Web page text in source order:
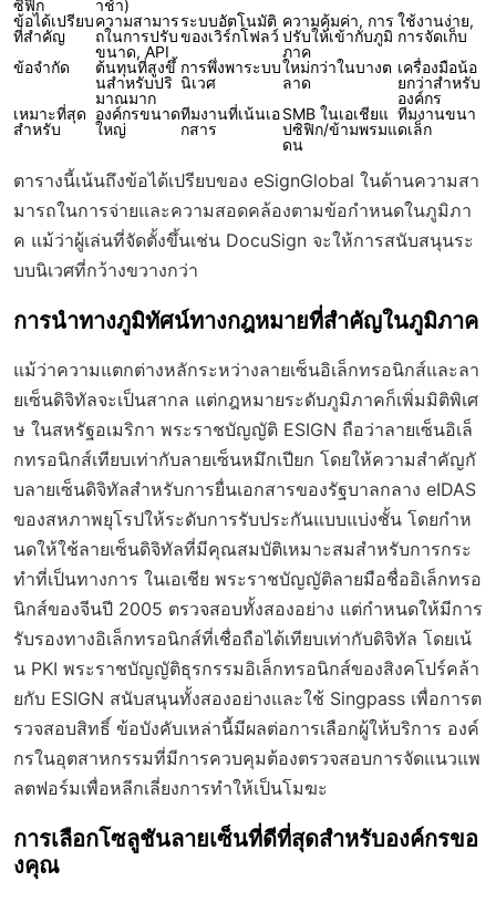
ซิฟิก
าช้า)
ข้อได้เปรียบ
ที่สำคัญ
ความสามาร
ถในการปรับ
ขนาด, API
ระบบอัตโนมัติ
ของเวิร์กโฟลว์
ความคุ้มค่า, การ
ปรับให้เข้ากับภูมิ
ภาค
ใช้งานง่าย,
การจัดเก็บ
ข้อจำกัด
ต้นทุนที่สูงขึ้
นสำหรับปริ
มาณมาก
การพึ่งพาระบบ
นิเวศ
ใหม่กว่าในบางต
ลาด
เครื่องมือน้อ
ยกว่าสำหรับ
องค์กร
เหมาะที่สุด
สำหรับ
องค์กรขนาด
ใหญ่
ทีมงานที่เน้นเอ
กสาร
SMB ในเอเชียแ
ปซิฟิก/ข้ามพรมแ
ดน
ทีมงานขนา
ดเล็ก
ตารางนี้เน้นถึงข้อได้เปรียบของ eSignGlobal ในด้านความสา
มารถในการจ่ายและความสอดคล้องตามข้อกำหนดในภูมิภา
ค แม้ว่าผู้เล่นที่จัดตั้งขึ้นเช่น DocuSign จะให้การสนับสนุนระ
บบนิเวศที่กว้างขวางกว่า
การนำทางภูมิทัศน์ทางกฎหมายที่สำคัญในภูมิภาค
แม้ว่าความแตกต่างหลักระหว่างลายเซ็นอิเล็กทรอนิกส์และลา
ยเซ็นดิจิทัลจะเป็นสากล แต่กฎหมายระดับภูมิภาคก็เพิ่มมิติพิเศ
ษ ในสหรัฐอเมริกา พระราชบัญญัติ ESIGN ถือว่าลายเซ็นอิเล็
กทรอนิกส์เทียบเท่ากับลายเซ็นหมึกเปียก โดยให้ความสำคัญกั
บลายเซ็นดิจิทัลสำหรับการยื่นเอกสารของรัฐบาลกลาง eIDAS
ของสหภาพยุโรปให้ระดับการรับประกันแบบแบ่งชั้น โดยกำห
นดให้ใช้ลายเซ็นดิจิทัลที่มีคุณสมบัติเหมาะสมสำหรับการกระ
ทำที่เป็นทางการ ในเอเชีย พระราชบัญญัติลายมือชื่ออิเล็กทรอ
นิกส์ของจีนปี 2005 ตรวจสอบทั้งสองอย่าง แต่กำหนดให้มีการ
รับรองทางอิเล็กทรอนิกส์ที่เชื่อถือได้เทียบเท่ากับดิจิทัล โดยเน้
น PKI พระราชบัญญัติธุรกรรมอิเล็กทรอนิกส์ของสิงคโปร์คล้า
ยกับ ESIGN สนับสนุนทั้งสองอย่างและใช้ Singpass เพื่อการต
รวจสอบสิทธิ์ ข้อบังคับเหล่านี้มีผลต่อการเลือกผู้ให้บริการ องค์
กรในอุตสาหกรรมที่มีการควบคุมต้องตรวจสอบการจัดแนวแพ
ลตฟอร์มเพื่อหลีกเลี่ยงการทำให้เป็นโมฆะ
การเลือกโซลูชันลายเซ็นที่ดีที่สุดสำหรับองค์กรขอ
งคุณ